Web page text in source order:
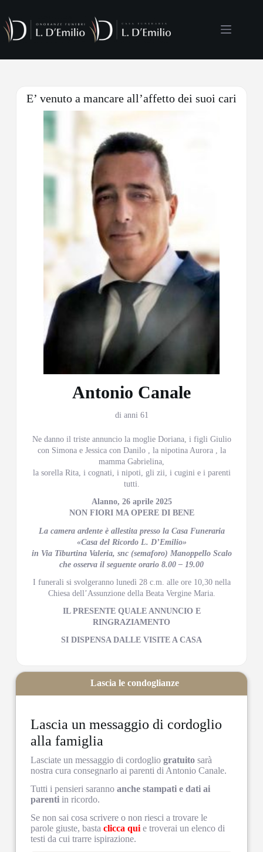
E’ venuto a mancare all’affetto dei suoi cari
Antonio Canale
di anni 61
Ne danno il triste annuncio la moglie Doriana, i figli Giulio
con Simona e Jessica con Danilo , la nipotina Aurora , la
mamma Gabrielina,
la sorella Rita, i cognati, i nipoti, gli zii, i cugini e i parenti
tutti.
Alanno, 26 aprile 2025
NON FIORI MA OPERE DI BENE
La camera ardente è allestita presso la Casa Funeraria
«Casa del Ricordo L. D’Emilio»
in Via Tiburtina Valeria, snc (semaforo) Manoppello Scalo
che osserva il seguente orario 8.00 – 19.00
I funerali si svolgeranno lunedì 28 c.m. alle ore 10,30 nella
Chiesa dell’Assunzione della Beata Vergine Maria.
IL PRESENTE QUALE ANNUNCIO E
RINGRAZIAMENTO
SI DISPENSA DALLE VISITE A CASA
Lascia un messaggio di cordoglio
alla famiglia
Lasciate un messaggio di cordogliogratuito sarà
nostra cura consegnarlo ai parenti di Antonio Canale.
Tutti i pensieri sarannoanche stampati e dati ai
parenti in ricordo.
Se non sai cosa scrivere o non riesci a trovare le
parole giuste, bastaclicca qui e troverai un elenco di
testi da cui trarre ispirazione.
Lascia le condoglianze